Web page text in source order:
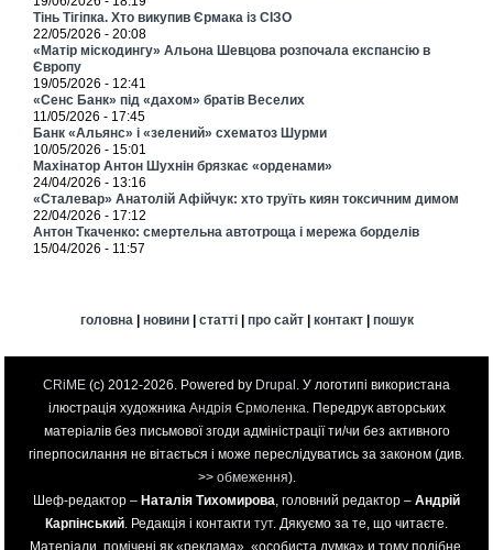
Тінь Тігіпка. Хто викупив Єрмака із СІЗО
22/05/2026 - 20:08
«Матір міскодингу» Альона Шевцова розпочала експансію в
Європу
19/05/2026 - 12:41
«Сенс Банк» під «дахом» братів Веселих
11/05/2026 - 17:45
Банк «Альянс» і «зелений» схематоз Шурми
10/05/2026 - 15:01
Махінатор Антон Шухнін брязкає «орденами»
24/04/2026 - 13:16
«Сталевар» Анатолій Афійчук: хто труїть киян токсичним димом
22/04/2026 - 17:12
Антон Ткаченко: смертельна автотроща і мережа борделів
15/04/2026 - 11:57
головна| новини| статті| про сайт| контакт| пошук
CRiME (c) 2012-2026. Powered by Drupal . У логотипі використана
ілюстрація художника Андрія Єрмоленка. Передрук авторських
матеріалів без письмової згоди адміністрації ти/чи без активного
гіперпосилання не вітається і може переслідуватись за законом (див.
>> обмеження).
Шеф-редактор – Наталія Тихомирова, головний редактор – Андрій
Карпінський. Редакція і контакти тут. Дякуємо за те, що читаєте.